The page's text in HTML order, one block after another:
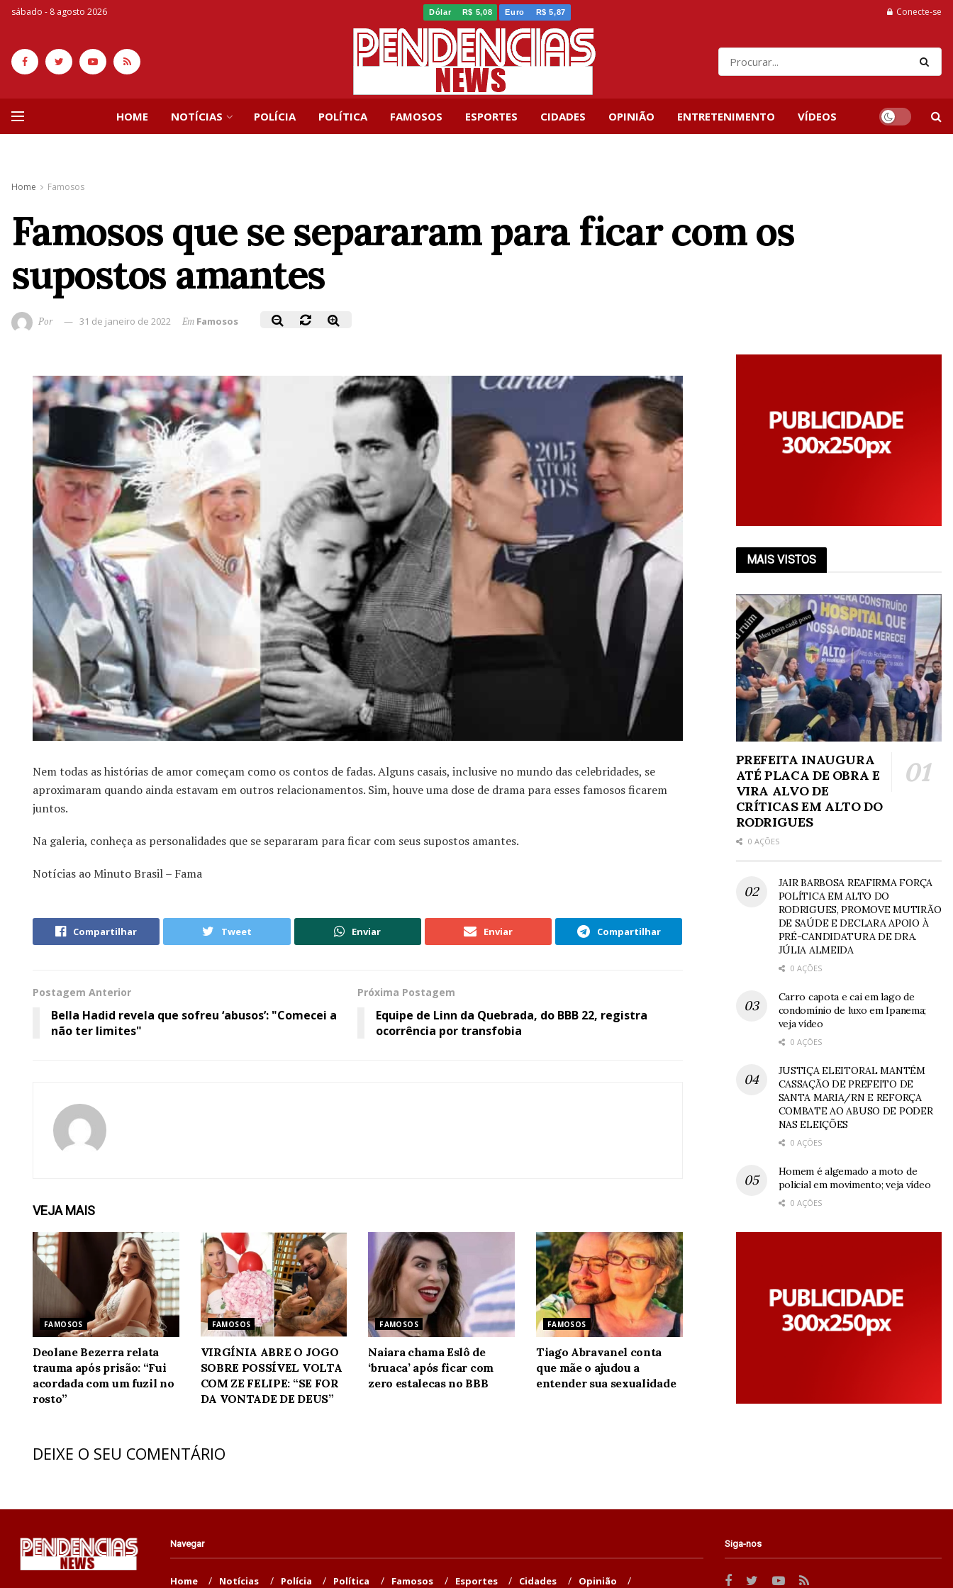
sábado - 8 agosto 2026 Dólar R$ 5,08 Euro R$ 5,87 Conecte-se
HOME NOTÍCIAS POLÍCIA POLÍTICA FAMOSOS ESPORTES CIDADES OPINIÃO ENTRETENIMENTO VÍDEOS
Home Famosos
Famosos que se separaram para ficar com os
supostos amantes
Por 31 de janeiro de 2022 Em Famosos
Nem todas as histórias de amor começam como os contos de fadas. Alguns casais, inclusive no mundo das celebridades, se
aproximaram quando ainda estavam em outros relacionamentos. Sim, houve uma dose de drama para esses famosos ficarem
juntos.
Na galeria, conheça as personalidades que se separaram para ficar com seus supostos amantes.
Notícias ao Minuto Brasil – Fama
Compartilhar Tweet Enviar Enviar Compartilhar
Postagem Anterior
Bella Hadid revela que sofreu ‘abusos’: "Comecei a
não ter limites"
Próxima Postagem
Equipe de Linn da Quebrada, do BBB 22, registra
ocorrência por transfobia
VEJAMAIS
FAMOSOS
Deolane Bezerra relata
trauma após prisão: “Fui
acordada com um fuzil no
rosto”
FAMOSOS
VIRGÍNIA ABRE O JOGO
SOBRE POSSÍVEL VOLTA
COM ZE FELIPE: “SE FOR
DA VONTADE DE DEUS”
FAMOSOS
Naiara chama Eslô de
‘bruaca’ após ficar com
zero estalecas no BBB
FAMOSOS
Tiago Abravanel conta
que mãe o ajudou a
entender sua sexualidade
DEIXE O SEU COMENTÁRIO
MAIS VISTOS
PREFEITA INAUGURA
ATÉ PLACA DE OBRA E
VIRA ALVO DE
CRÍTICAS EM ALTO DO
RODRIGUES
0 AÇÕES
JAIR BARBOSA REAFIRMA FORÇA
POLÍTICA EM ALTO DO
RODRIGUES, PROMOVE MUTIRÃO
DE SAÚDE E DECLARA APOIO À
PRÉ-CANDIDATURA DE DRA.
JÚLIA ALMEIDA
0 AÇÕES
Carro capota e cai em lago de
condomínio de luxo em Ipanema;
veja vídeo
0 AÇÕES
JUSTIÇA ELEITORAL MANTÉM
CASSAÇÃO DE PREFEITO DE
SANTA MARIA/RN E REFORÇA
COMBATE AO ABUSO DE PODER
NAS ELEIÇÕES
0 AÇÕES
Homem é algemado a moto de
policial em movimento; veja vídeo
0 AÇÕES
Navegar
Home Notícias Polícia Política Famosos Esportes Cidades Opinião
Siga-nos